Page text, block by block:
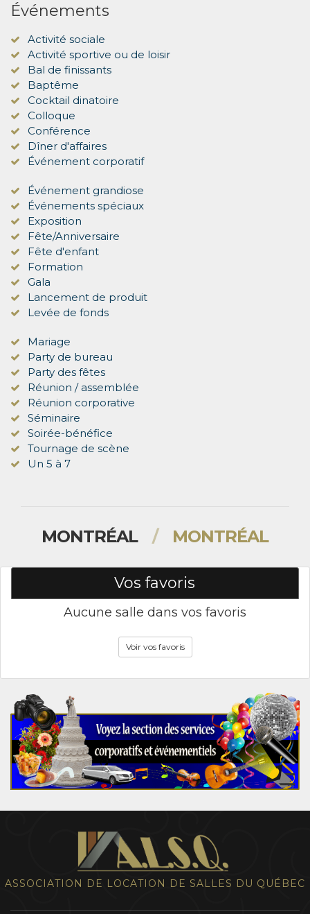
Événements
Activité sociale
Activité sportive ou de loisir
Bal de finissants
Baptême
Cocktail dinatoire
Colloque
Conférence
Dîner d'affaires
Événement corporatif
Événement grandiose
Événements spéciaux
Exposition
Fête/Anniversaire
Fête d'enfant
Formation
Gala
Lancement de produit
Levée de fonds
Mariage
Party de bureau
Party des fêtes
Réunion / assemblée
Réunion corporative
Séminaire
Soirée-bénéfice
Tournage de scène
Un 5 à 7
MONTRÉAL / MONTRÉAL
Vos favoris
Aucune salle dans vos favoris
Voir vos favoris
ASSOCIATION DE LOCATION DE SALLES DU QUÉBEC